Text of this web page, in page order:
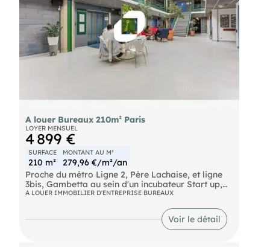
A louer Bureaux 210m² Paris
LOYER MENSUEL
4 899 €
SURFACE
210 m²
MONTANT AU M²
279,96 €/m²/an
Proche du métro Ligne 2, Père Lachaise, et ligne
3bis, Gambetta au sein d'un incubateur Start up,
IMNotre équipeous propose 210 m² à la location
Emplacements de stationnement disponibles en
sous-sol. A visiter rapidement !
Bus Mûriers (BUS-69, BUS-61, BUS-N16, BUS-N34)
A LOUER IMMOBILIER D'ENTREPRISE BUREAUX
Voir le détail